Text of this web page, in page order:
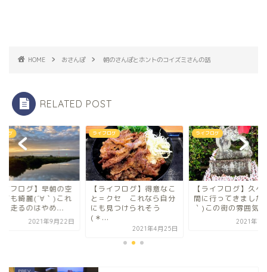
HOME おさんぽ 朝のさんぽとホントのコイズミさんの話
RELATED POST
ログ
イフログ】早朝の空
ても綺麗(´∀｀)これ
ら走るのはやめ...
2021年9月22日
ライフログ
【ライフログ】得意なこ
と＝クセ これなら自分
にも見つけられそう
(＊...
2021年4月25日
ライフログ
【ライフログ】久々
間に行ってきました
｀)この街の雰囲気
2021年7